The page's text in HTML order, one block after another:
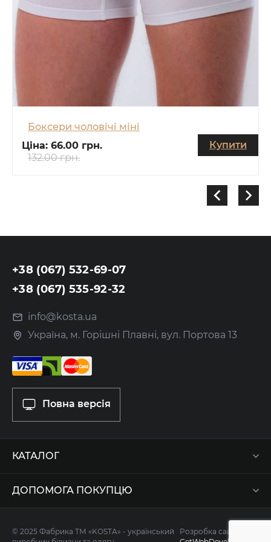
Боксери чоловічі міні
Ціна: 66.00 грн.
132.00 грн.
Купити
+38 (067) 532-69-07
+38 (067) 535-92-32
info@kosta.ua
Україна, м. Горішні Плавні, вул. Портова 13
Повна версія
КАТАЛОГ
ДОПОМОГА ПОКУПЦЮ
© 2025 Фабрика ТМ «KOSTA» - український
Розробка сайту -